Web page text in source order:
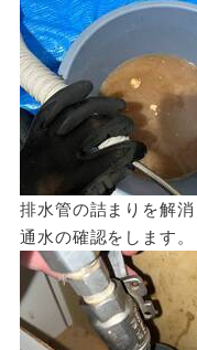
排水管の詰まりを解消
通水の確認をします。